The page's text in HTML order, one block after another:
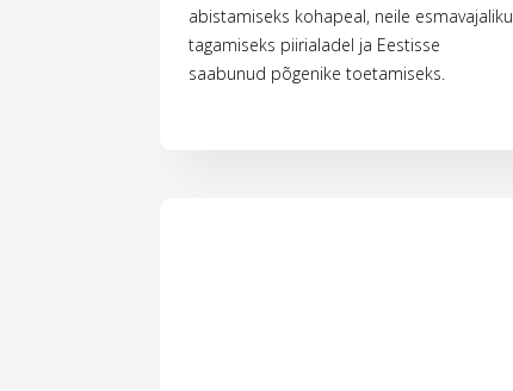
abistamiseks kohapeal, neile esmavajaliku
tagamiseks piirialadel ja Eestisse
saabunud põgenike toetamiseks.